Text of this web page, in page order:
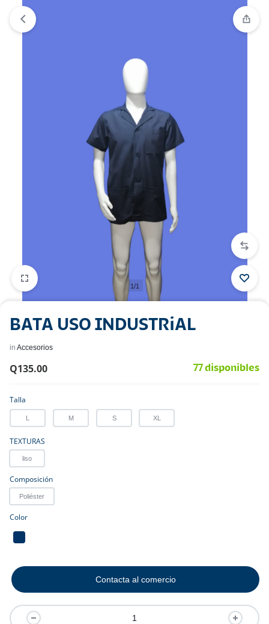
1/1
BATA USO INDUSTRiAL
in Accesorios
Q135.00 77 disponibles
Talla
L M S XL
TEXTURAS
liso
Composición
Poliéster
Color
Contacta al comercio